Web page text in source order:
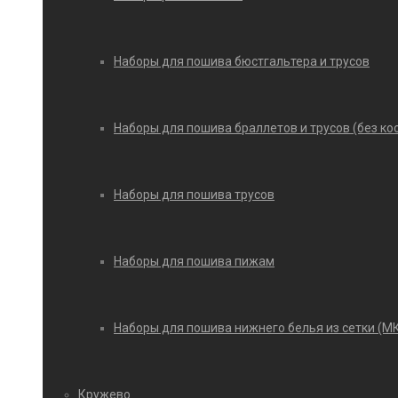
Наборы для пошива бюстгальтера и трусов
Наборы для пошива браллетов и трусов (без
Наборы для пошива трусов
Наборы для пошива пижам
Наборы для пошива нижнего белья из сетки
Кружево